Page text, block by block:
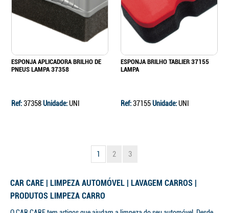
ESPONJA APLICADORA BRILHO DE
PNEUS LAMPA 37358
Ref:37358Unidade:UNI
ESPONJA BRILHO TABLIER 37155
LAMPA
Ref:37155Unidade:UNI
1 2 3
CAR CARE | LIMPEZA AUTOMÓVEL | LAVAGEM CARROS |
PRODUTOS LIMPEZA CARRO